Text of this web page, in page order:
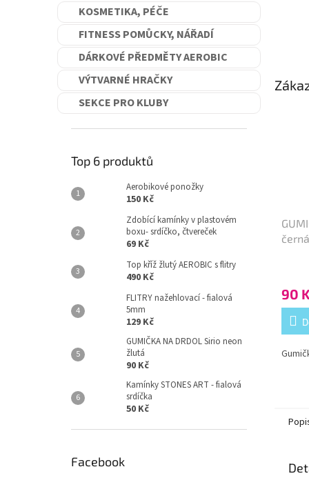
KOSMETIKA, PÉČE
FITNESS POMŮCKY, NÁŘADÍ
DÁRKOVÉ PŘEDMĚTY AEROBIC
VÝTVARNÉ HRAČKY
SEKCE PRO KLUBY
Top 6 produktů
Aerobikové ponožky
150 Kč
Zdobící kamínky v plastovém
boxu- srdíčko, čtvereček
69 Kč
Top kříž žlutý AEROBIC s flitry
490 Kč
FLITRY nažehlovací - fialová
5mm
129 Kč
GUMIČKA NA DRDOL Sirio neon
žlutá
90 Kč
Kamínky STONES ART - fialová
srdíčka
50 Kč
Facebook
90